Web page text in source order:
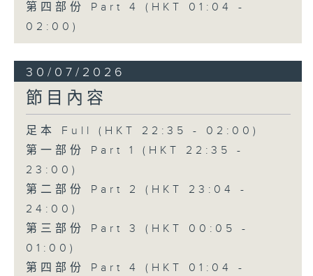
第四部份 Part 4 (HKT 01:04 -
02:00)
30/07/2026
節目內容
足本 Full (HKT 22:35 - 02:00)
第一部份 Part 1 (HKT 22:35 -
23:00)
第二部份 Part 2 (HKT 23:04 -
24:00)
第三部份 Part 3 (HKT 00:05 -
01:00)
第四部份 Part 4 (HKT 01:04 -